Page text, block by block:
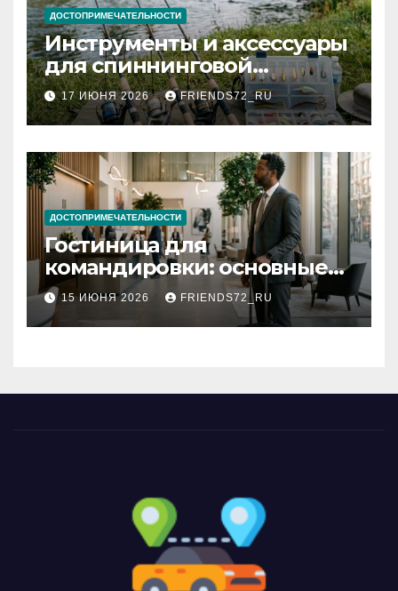
ДОСТОПРИМЕЧАТЕЛЬНОСТИ
Инструменты и аксессуары
для спиннинговой
рыбалки: назначение и
типы
17 ИЮНЯ 2026 FRIENDS72_RU
ДОСТОПРИМЕЧАТЕЛЬНОСТИ
Гостиница для
командировки: основные
критерии выбора
15 ИЮНЯ 2026 FRIENDS72_RU